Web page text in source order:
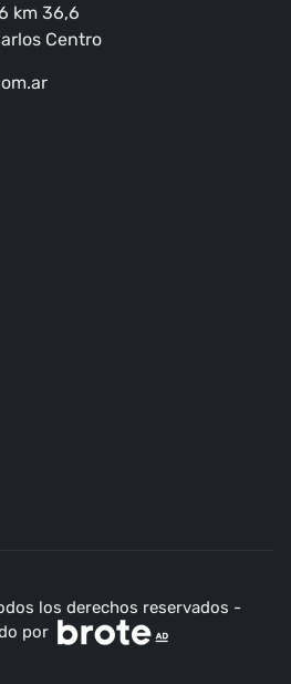
km 36,6
Centro
los derechos reservados -
por